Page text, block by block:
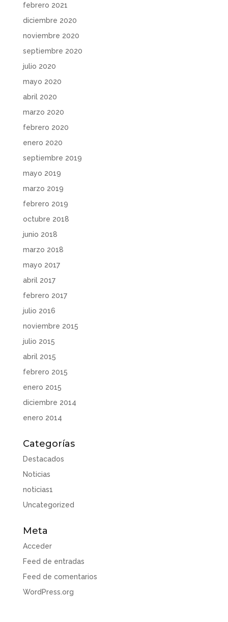
febrero 2021
diciembre 2020
noviembre 2020
septiembre 2020
julio 2020
mayo 2020
abril 2020
marzo 2020
febrero 2020
enero 2020
septiembre 2019
mayo 2019
marzo 2019
febrero 2019
octubre 2018
junio 2018
marzo 2018
mayo 2017
abril 2017
febrero 2017
julio 2016
noviembre 2015
julio 2015
abril 2015
febrero 2015
enero 2015
diciembre 2014
enero 2014
Categorías
Destacados
Noticias
noticias1
Uncategorized
Meta
Acceder
Feed de entradas
Feed de comentarios
WordPress.org